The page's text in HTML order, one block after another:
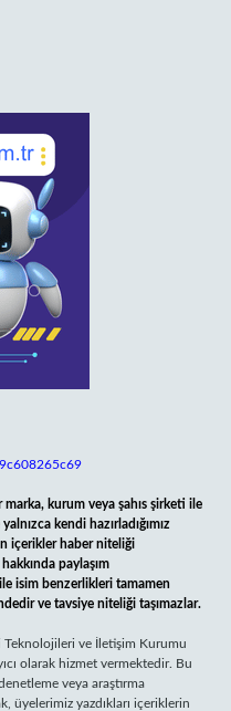
kurum veya şahıs şirketi ile
kendi hazırladığımız
içerikler haber niteliği
paylaşım
isim benzerlikleri tamamen
ve tavsiye niteliği taşımazlar.
Teknolojileri ve İletişim Kurumu
olarak hizmet vermektedir. Bu
veya araştırma
üyelerimiz yazdıkları içeriklerin